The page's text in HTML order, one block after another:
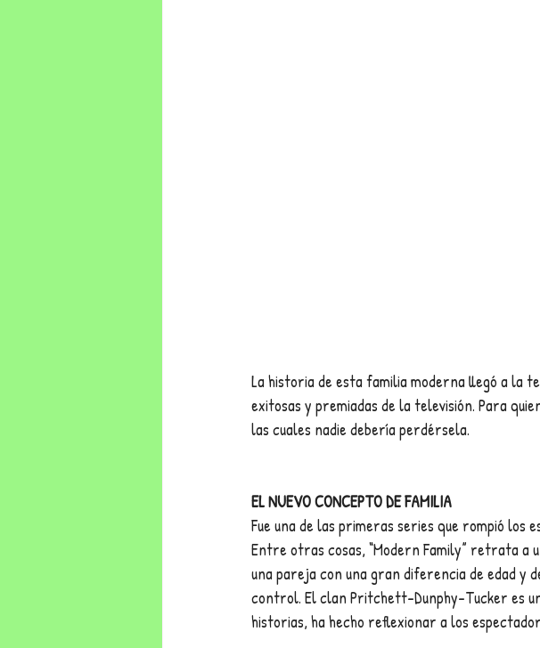
La historia de esta familia moderna llegó a la
exitosas y premiadas de la televisión. Para
las cuales nadie debería perdérsela.
EL NUEVO CONCEPTO DE FAMILIA
Fue una de las primeras series que rompió
Entre otras cosas, “Modern Family” retrata a
una pareja con una gran diferencia de edad y
control. El clan Pritchett-Dunphy-Tucker es
historias, ha hecho reflexionar a los